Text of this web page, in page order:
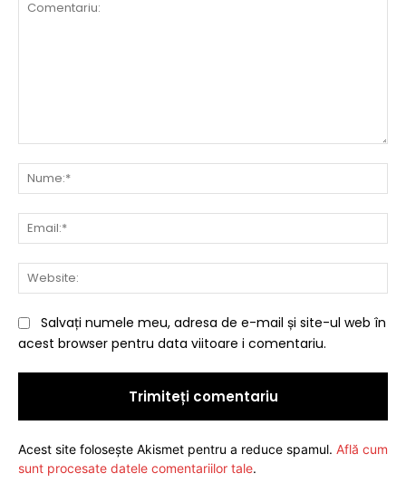
Salvați numele meu, adresa de e-mail și site-ul web în
acest browser pentru data viitoare i comentariu.
Acest site folosește Akismet pentru a reduce spamul. Află cum
sunt procesate datele comentariilor tale.